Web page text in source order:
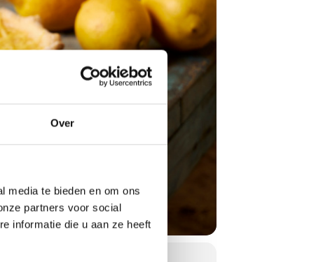
Over
media te bieden en om ons
partners voor social
informatie die u aan ze heeft